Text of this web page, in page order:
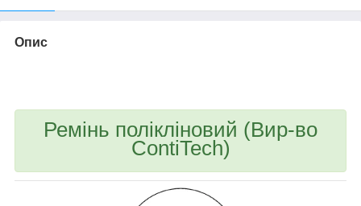
Опис
Ремінь полікліновий (Вир-во
ContiTech)